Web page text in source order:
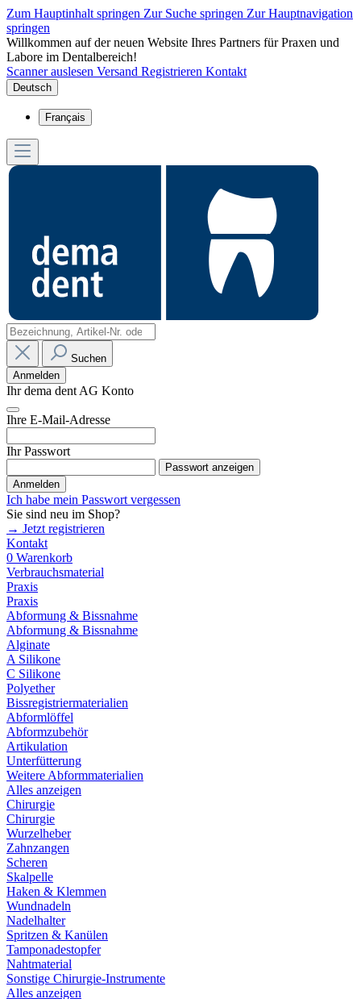
Zum Hauptinhalt springen Zur Suche springen Zur Hauptnavigation
springen
Willkommen auf der neuen Website Ihres Partners für Praxen und
Labore im Dentalbereich!
Scanner auslesen Versand Registrieren Kontakt
Deutsch
Français
Suchen
Anmelden
Ihr dema dent AG Konto
Ihre E-Mail-Adresse
Ihr Passwort
Passwort anzeigen
Anmelden
Ich habe mein Passwort vergessen
Sie sind neu im Shop?
→ Jetzt registrieren
Kontakt
0 Warenkorb
Verbrauchsmaterial
Praxis
Praxis
Abformung & Bissnahme
Abformung & Bissnahme
Alginate
A Silikone
C Silikone
Polyether
Bissregistriermaterialien
Abformlöffel
Abformzubehör
Artikulation
Unterfütterung
Weitere Abformmaterialien
Alles anzeigen
Chirurgie
Chirurgie
Wurzelheber
Zahnzangen
Scheren
Skalpelle
Haken & Klemmen
Wundnadeln
Nadelhalter
Spritzen & Kanülen
Tamponadestopfer
Nahtmaterial
Sonstige Chirurgie-Instrumente
Alles anzeigen